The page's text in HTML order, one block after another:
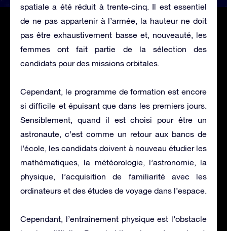
spatiale a été réduit à trente-cinq. Il est essentiel
de ne pas appartenir à l’armée, la hauteur ne doit
pas être exhaustivement basse et, nouveauté, les
femmes ont fait partie de la sélection des
candidats pour des missions orbitales.
Cependant, le programme de formation est encore
si difficile et épuisant que dans les premiers jours.
Sensiblement, quand il est choisi pour être un
astronaute, c’est comme un retour aux bancs de
l’école, les candidats doivent à nouveau étudier les
mathématiques, la météorologie, l’astronomie, la
physique, l’acquisition de familiarité avec les
ordinateurs et des études de voyage dans l’espace.
Cependant, l’entraînement physique est l’obstacle